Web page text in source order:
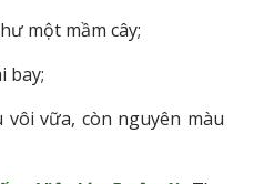
một mầm cây;
bay;
vữa, còn nguyên màu